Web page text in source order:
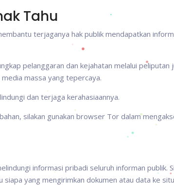
Tahu
terjaganya hak publik mendapatkan
pelanggaran dan kejahatan melalui peliputan
massa yang tepercaya.
dan terjaga kerahasiaannya.
silakan gunakan browser Tor dalam
informasi pribadi seluruh informan publik.
yang mengirimkan dokumen atau data ke